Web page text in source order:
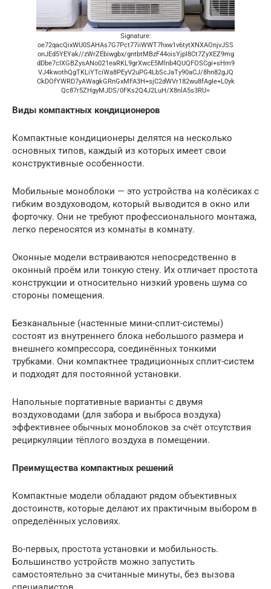
Signature:
oe72qacQixWU0SAHAs7G7Pct77iiWWT7hxw1v6tytXNXAOnjvJSS
onJEd5YEYak//zWrZEbiwgbx/gntbtMBzF44oisYjpI8Ct7ZyXEZ9mg
dDbe7cIXGBZysANo021eaRKL9grXwcE5Mlnb4QUQFOSCgi+sHm9
VJ4kwothQgTKLiYTciWa8PEyV2uPG4LbScJaTy90aCJ/8hn82gJQ
CkDOfYWRD7yAWagkGRnGxMFA3H+sjC2dWVr182wu8fAgIe+L0yk
Qc87r5ZHgyMJDS/0FKs2Q4J2LuH/X8nlA5s3RU=
Виды компактных кондиционеров
Компактные кондиционеры делятся на несколько
основных типов, каждый из которых имеет свои
конструктивные особенности.
Мобильные моноблоки — это устройства на колёсиках с
гибким воздуховодом, который выводится в окно или
форточку. Они не требуют профессионального монтажа,
легко переносятся из комнаты в комнату.
Оконные модели встраиваются непосредственно в
оконный проём или тонкую стену. Их отличает простота
конструкции и относительно низкий уровень шума со
стороны помещения.
Безканальные (настенные мини-сплит-системы)
состоят из внутреннего блока небольшого размера и
внешнего компрессора, соединённых тонкими
трубками. Они компактнее традиционных сплит-систем
и подходят для постоянной установки.
Напольные портативные варианты с двумя
воздуховодами (для забора и выброса воздуха)
эффективнее обычных моноблоков за счёт отсутствия
рециркуляции тёплого воздуха в помещении.
Преимущества компактных решений
Компактные модели обладают рядом объективных
достоинств, которые делают их практичным выбором в
определённых условиях.
Во-первых, простота установки и мобильность.
Большинство устройств можно запустить
самостоятельно за считанные минуты, без вызова